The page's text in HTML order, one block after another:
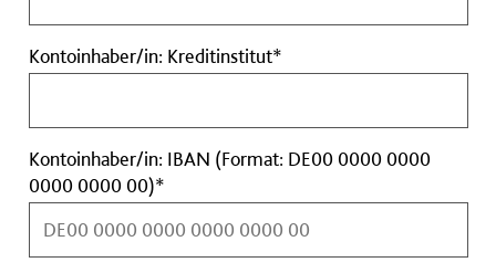
Adresse
Kontoinhaber/in: Kreditinstitut*
Kreditinstitut
Kontoinhaber/in: IBAN (Format: DE00 0000 0000
0000 0000 00)*
IBAN
(Format:
DE00